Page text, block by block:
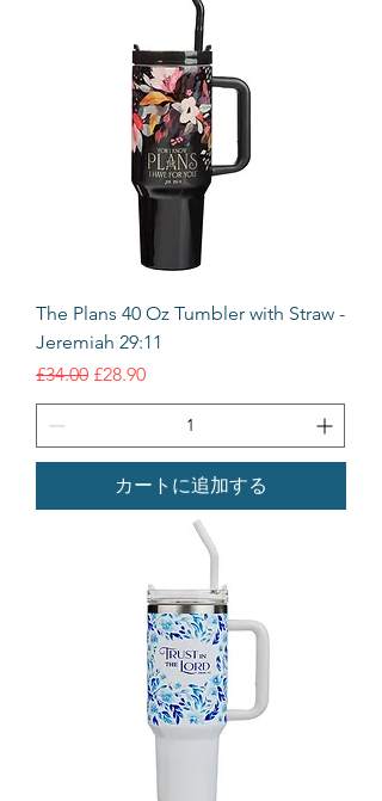
The Plans 40 Oz Tumbler with Straw -
Jeremiah 29:11
通常価格
£34.00 セール価格
£28.90
カートに追加する